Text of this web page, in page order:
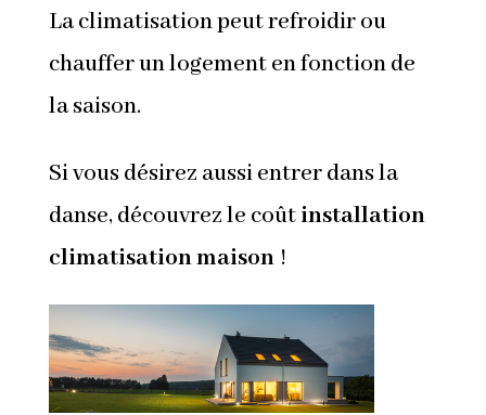
La climatisation peut refroidir ou
chauffer un logement en fonction de
la saison.
Si vous désirez aussi entrer dans la
danse, découvrez le coûtinstallation
climatisation maison!